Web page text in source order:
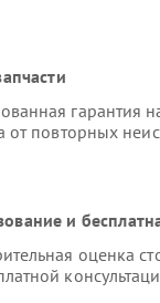
от повторных
и
оценка